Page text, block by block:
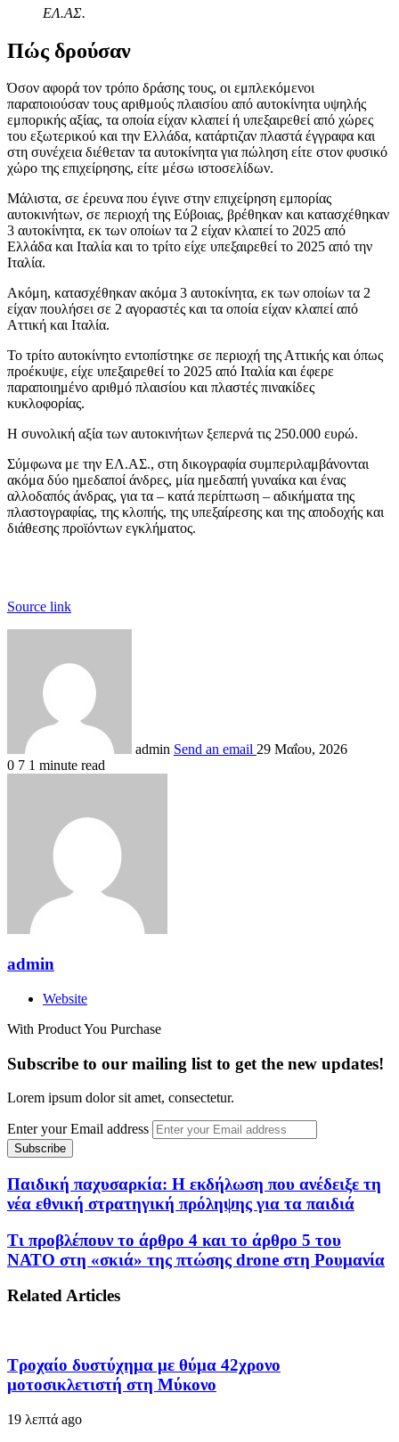
ΕΛ.ΑΣ.
Πώς δρούσαν
Όσον αφορά τον τρόπο δράσης τους, οι εμπλεκόμενοι
παραποιούσαν τους αριθμούς πλαισίου από αυτοκίνητα υψηλής
εμπορικής αξίας, τα οποία είχαν κλαπεί ή υπεξαιρεθεί από χώρες
του εξωτερικού και την Ελλάδα, κατάρτιζαν πλαστά έγγραφα και
στη συνέχεια διέθεταν τα αυτοκίνητα για πώληση είτε στον φυσικό
χώρο της επιχείρησης, είτε μέσω ιστοσελίδων.
Μάλιστα, σε έρευνα που έγινε στην επιχείρηση εμπορίας
αυτοκινήτων, σε περιοχή της Εύβοιας, βρέθηκαν και κατασχέθηκαν
3 αυτοκίνητα, εκ των οποίων τα 2 είχαν κλαπεί το 2025 από
Ελλάδα και Ιταλία και το τρίτο είχε υπεξαιρεθεί το 2025 από την
Ιταλία.
Ακόμη, κατασχέθηκαν ακόμα 3 αυτοκίνητα, εκ των οποίων τα 2
είχαν πουλήσει σε 2 αγοραστές και τα οποία είχαν κλαπεί από
Αττική και Ιταλία.
Το τρίτο αυτοκίνητο εντοπίστηκε σε περιοχή της Αττικής και όπως
προέκυψε, είχε υπεξαιρεθεί το 2025 από Ιταλία και έφερε
παραποιημένο αριθμό πλαισίου και πλαστές πινακίδες
κυκλοφορίας.
Η συνολική αξία των αυτοκινήτων ξεπερνά τις 250.000 ευρώ.
Σύμφωνα με την ΕΛ.ΑΣ., στη δικογραφία συμπεριλαμβάνονται
ακόμα δύο ημεδαποί άνδρες, μία ημεδαπή γυναίκα και ένας
αλλοδαπός άνδρας, για τα – κατά περίπτωση – αδικήματα της
πλαστογραφίας, της κλοπής, της υπεξαίρεσης και της αποδοχής και
διάθεσης προϊόντων εγκλήματος.
Source link
admin Send an email 29 Μαΐου, 2026
0 7 1 minute read
admin
Website
With Product You Purchase
Subscribe to our mailing list to get the new updates!
Lorem ipsum dolor sit amet, consectetur.
Enter your Email address
Παιδική παχυσαρκία: Η εκδήλωση που ανέδειξε τη
νέα εθνική στρατηγική πρόληψης για τα παιδιά
Τι προβλέπουν το άρθρο 4 και το άρθρο 5 του
ΝΑΤΟ στη «σκιά» της πτώσης drone στη Ρουμανία
Related Articles
Τροχαίο δυστύχημα με θύμα 42χρονο
μοτοσικλετιστή στη Μύκονο
19 λεπτά ago